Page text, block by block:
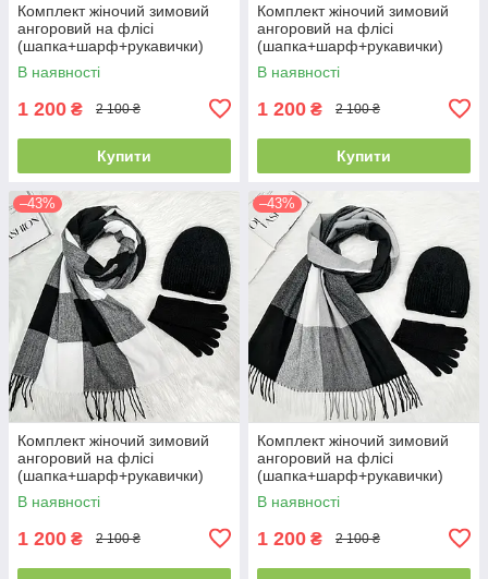
Комплект жіночий зимовий
ангоровий на флісі
(шапка+шарф+рукавички)
ODYSSEY 55-58 см
різнокольоровий 12824 -
В наявності
1 200 ₴ 2 100 ₴
Купити
Комплект жіночий зимовий
ангоровий на флісі
(шапка+шарф+рукавички)
ODYSSEY 55-58 см
різнокольоровий 12814 - 1119
В наявності
1 200 ₴ 2 100 ₴
Купити
–43%
Комплект жіночий зимовий
ангоровий на флісі
(шапка+шарф+рукавички)
ODYSSEY 55-58 см
різнокольоровий 12815 - 1119
В наявності
1 200 ₴ 2 100 ₴
–43%
Комплект жіночий зимовий
ангоровий на флісі
(шапка+шарф+рукавички)
ODYSSEY 55-58 см
різнокольоровий 12815 -
В наявності
1 200 ₴ 2 100 ₴